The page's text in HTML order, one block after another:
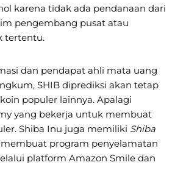
karena tidak ada pendanaan dari
pengembang pusat atau
tertentu.
dan pendapat ahli mata uang
SHIB diprediksi akan tetap
populer lainnya. Apalagi
yang bekerja untuk membuat
Shiba Inu juga memiliki Shiba
program penyelamatan
platform Amazon Smile dan